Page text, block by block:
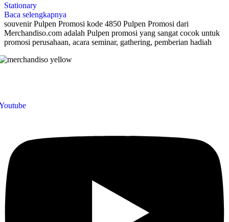
Stationary
Baca selengkapnya
souvenir Pulpen Promosi kode 4850 Pulpen Promosi dari
Merchandiso.com adalah Pulpen promosi yang sangat cocok untuk
promosi perusahaan, acara seminar, gathering, pemberian hadiah